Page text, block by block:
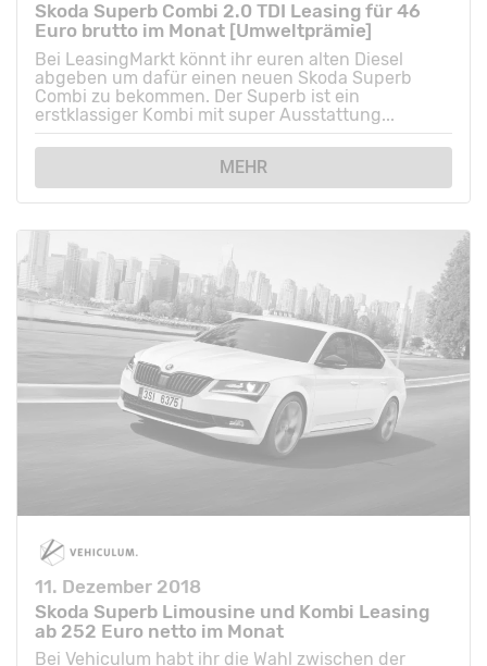
Skoda Superb Combi 2.0 TDI Leasing für 46
Euro brutto im Monat [Umweltprämie]
Bei LeasingMarkt könnt ihr euren alten Diesel
abgeben um dafür einen neuen Skoda Superb
Combi zu bekommen. Der Superb ist ein
erstklassiger Kombi mit super Ausstattung...
MEHR
11. Dezember 2018
Skoda Superb Limousine und Kombi Leasing
ab 252 Euro netto im Monat
Bei Vehiculum habt ihr die Wahl zwischen der